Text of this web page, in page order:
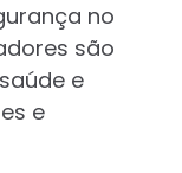
no
são
e
e